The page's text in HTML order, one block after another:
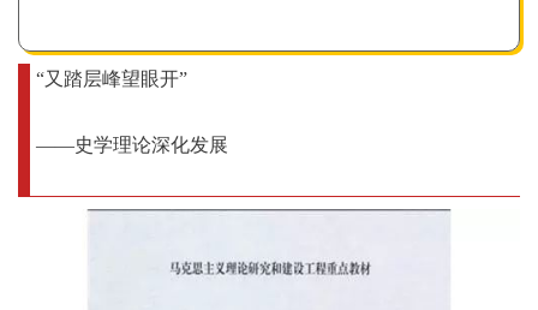
“又踏层峰望眼开”
——史学理论深化发展